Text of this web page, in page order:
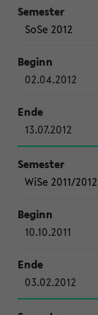
SoSe 2012
02.04.2012
13.07.2012
WiSe 2011/2012
10.10.2011
03.02.2012